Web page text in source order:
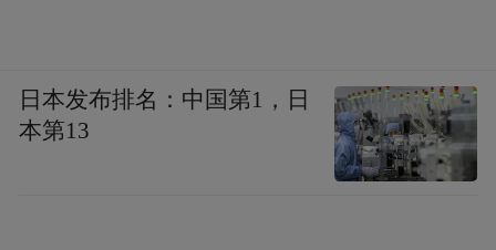
日本发布排名：中国第1，日
本第13